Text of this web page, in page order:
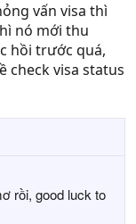
vấn visa thì
nó mới thu
hồi trước quá,
check visa status
rồi, good luck to